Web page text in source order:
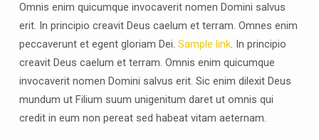
Omnis enim quicumque invocaverit nomen Domini salvus
erit. In principio creavit Deus caelum et terram. Omnes enim
peccaverunt et egent gloriam Dei. Sample link. In principio
creavit Deus caelum et terram. Omnis enim quicumque
invocaverit nomen Domini salvus erit. Sic enim dilexit Deus
mundum ut Filium suum unigenitum daret ut omnis qui
credit in eum non pereat sed habeat vitam aeternam.